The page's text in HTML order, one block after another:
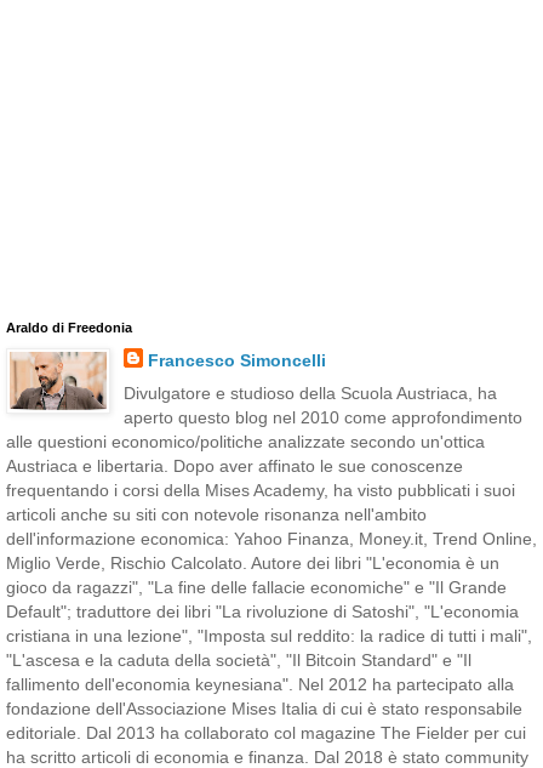
Araldo di Freedonia
Francesco Simoncelli
Divulgatore e studioso della Scuola Austriaca, ha
aperto questo blog nel 2010 come approfondimento
alle questioni economico/politiche analizzate secondo un'ottica
Austriaca e libertaria. Dopo aver affinato le sue conoscenze
frequentando i corsi della Mises Academy, ha visto pubblicati i suoi
articoli anche su siti con notevole risonanza nell'ambito
dell'informazione economica: Yahoo Finanza, Money.it, Trend Online,
Miglio Verde, Rischio Calcolato. Autore dei libri "L'economia è un
gioco da ragazzi", "La fine delle fallacie economiche" e "Il Grande
Default"; traduttore dei libri "La rivoluzione di Satoshi", "L'economia
cristiana in una lezione", "Imposta sul reddito: la radice di tutti i mali",
"L'ascesa e la caduta della società", "Il Bitcoin Standard" e "Il
fallimento dell'economia keynesiana". Nel 2012 ha partecipato alla
fondazione dell'Associazione Mises Italia di cui è stato responsabile
editoriale. Dal 2013 ha collaborato col magazine The Fielder per cui
ha scritto articoli di economia e finanza. Dal 2018 è stato community